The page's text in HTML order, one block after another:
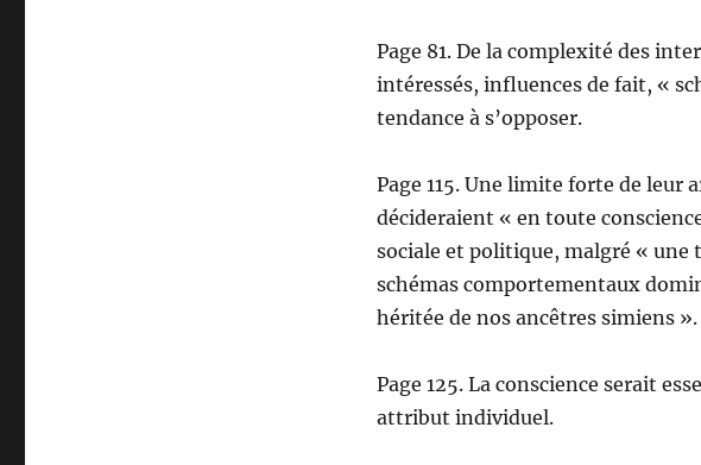
Page 81. De la complexité des
intéressés, influences de fait, «
tendance à s’opposer.
Page 115. Une limite forte de
décideraient « en toute
sociale et politique, malgré « une
schémas comportementaux
héritée de nos ancêtres simiens ».
Page 125. La conscience serait
attribut individuel.